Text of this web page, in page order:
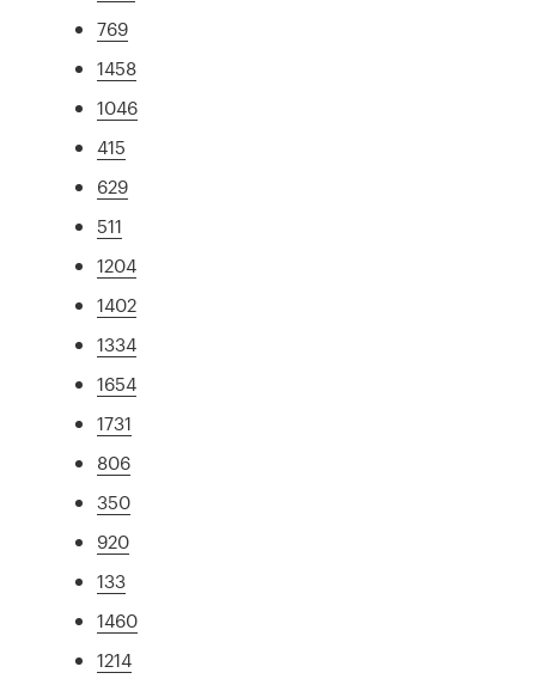
769
1458
1046
415
629
511
1204
1402
1334
1654
1731
806
350
920
133
1460
1214